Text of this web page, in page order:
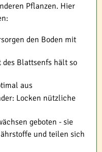
Pflanzen. Hier
den Boden mit
des Blattsenfs hält so
aus
Locken nützliche
geboten - sie
und teilen sich